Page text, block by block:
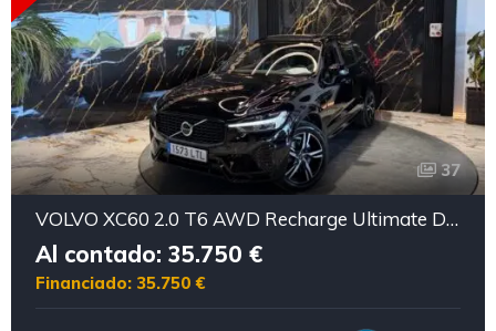
37
VOLVO XC60 2.0 T6 AWD Recharge Ultimate Dark Auto
Al contado: 35.750 €
Financiado: 35.750 €